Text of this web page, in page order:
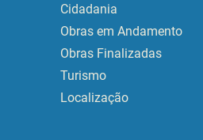
Cidadania
Obras em Andamento
Obras Finalizadas
Turismo
Localização